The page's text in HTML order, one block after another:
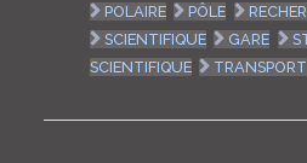
POLAIRE
PÔLE
SCIENTIFIQUE
GARE
SCIENTIFIQUE
TRANSPORT